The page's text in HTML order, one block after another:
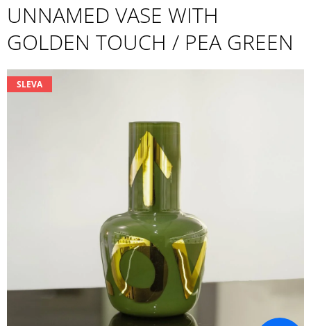
UNNAMED VASE WITH
GOLDEN TOUCH / PEA GREEN
SLEVA
E
B
U
J
E
HLEDAT